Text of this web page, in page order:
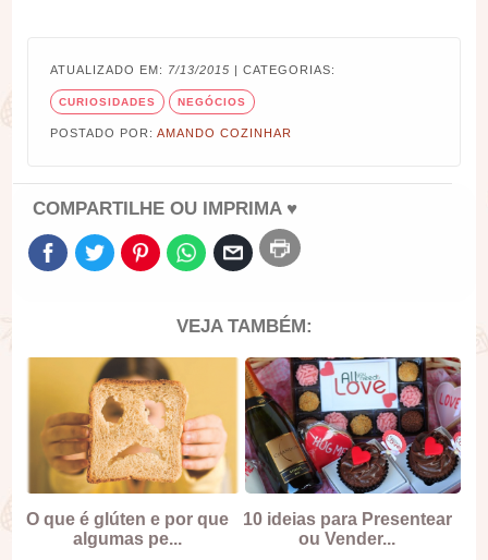
ATUALIZADO EM: 7/13/2015 | CATEGORIAS:
CURIOSIDADES NEGÓCIOS
POSTADO POR:AMANDO COZINHAR
COMPARTILHE OU IMPRIMA ♥
VEJA TAMBÉM:
O que é glúten e por que
algumas pe...
10 ideias para Presentear
ou Vender...